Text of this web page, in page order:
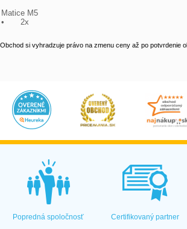
Matice M5
•	2x
Obchod si vyhradzuje právo na zmenu ceny až po potvrdenie
Popredná spoločnosť Certifikovaný partner